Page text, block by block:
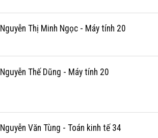
Thị Minh Ngọc - Máy tính 20
Thế Dũng - Máy tính 20
Văn Tùng - Toán kinh tế 34